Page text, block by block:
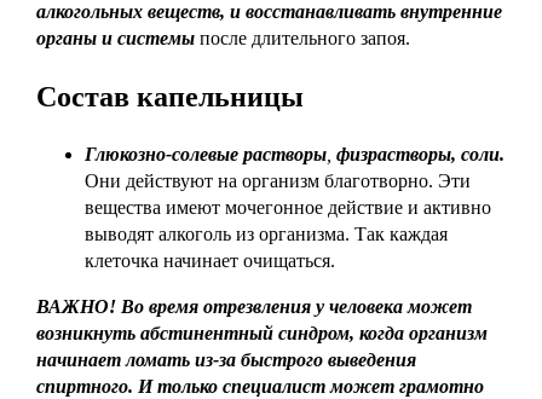
алкогольных веществ, и восстанавливать внутренние
органы и системы после длительного запоя.
Состав капельницы
Глюкозно-солевые растворы физрастворы, соли.
Они действуют на организм благотворно. Эти
вещества имеют мочегонное действие и активно
выводят алкоголь из организма. Так каждая
клеточка начинает очищаться.
ВАЖНО! Во время отрезвления у человека может
возникнуть абстинентный синдром, когда организм
начинает ломать из-за быстрого выведения
спиртного. И только специалист может грамотно